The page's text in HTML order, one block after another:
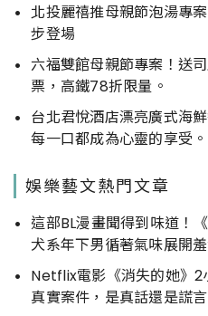
北投麗禧推母親節泡湯專
步登場
六福雙館母親節專案！送
票，高鐵78折限量。
台北君悅酒店漂亮廣式海
每一口都成為心靈的享受。
娛樂藝文熱門文章
這部BL漫畫聞得到味道！
犬系年下男循著氣味展開
Netflix電影《消失的她》2
真實案件，是真話還是謊